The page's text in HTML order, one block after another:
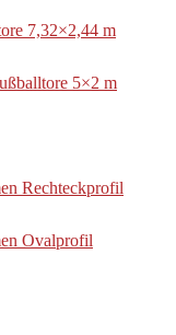
7,32×2,44 m
5×2 m
Rechteckprofil
Ovalprofil